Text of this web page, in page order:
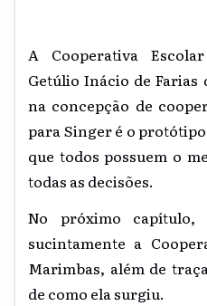
A Cooperativa
Getúlio Inácio de Farias
na concepção de
para Singer é o
que todos possuem o
todas as decisões.
No próximo capítulo,
sucintamente a
Marimbas, além de
de como ela surgiu.